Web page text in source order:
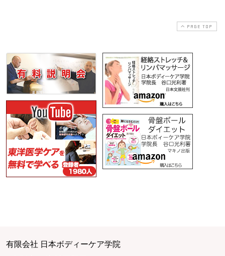
PAGE TOP
有限会社 日本ボディーケア学院